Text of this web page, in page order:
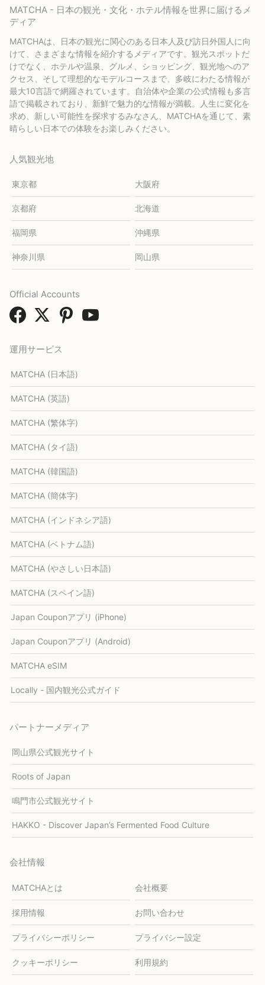
MATCHA - 日本の観光・文化・ホテル情報を世界に届けるメ
ディア
MATCHAは、日本の観光に関心のある日本人及び訪日外国人に向
けて、さまざまな情報を紹介するメディアです。観光スポットだ
けでなく、ホテルや温泉、グルメ、ショッピング、観光地へのア
クセス、そして理想的なモデルコースまで、多岐にわたる情報が
最大10言語で網羅されています。自治体や企業の公式情報も多言
語で掲載されており、新鮮で魅力的な情報が満載。人生に変化を
求め、新しい可能性を探求するみなさん、MATCHAを通じて、素
晴らしい日本での体験をお楽しみください。
人気観光地
東京都 大阪府
京都府 北海道
福岡県 沖縄県
神奈川県 岡山県
運用サービス
MATCHA (日本語)
MATCHA (英語)
MATCHA (繁体字)
MATCHA (タイ語)
MATCHA (韓国語)
MATCHA (簡体字)
MATCHA (インドネシア語)
MATCHA (ベトナム語)
MATCHA (やさしい日本語)
MATCHA (スペイン語)
Japan Couponアプリ (iPhone)
Japan Couponアプリ (Android)
MATCHA eSIM
Locally - 国内観光公式ガイド
パートナーメディア
岡山県公式観光サイト
Roots of Japan
鳴門市公式観光サイト
HAKKO - Discover Japan’s Fermented Food Culture
会社情報
MATCHAとは 会社概要
採用情報 お問い合わせ
プライバシーポリシー プライバシー設定
クッキーポリシー 利用規約
Official Accounts